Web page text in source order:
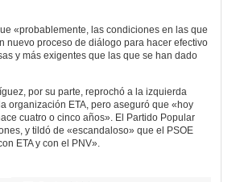
«probablemente, las condiciones en las que
nuevo proceso de diálogo para hacer efectivo
y más exigentes que las que se han dado
por su parte, reprochó a la izquierda
organización ETA, pero aseguró que «hoy
cuatro o cinco años». El Partido Popular
y tildó de «escandaloso» que el PSOE
ETA y con el PNV».